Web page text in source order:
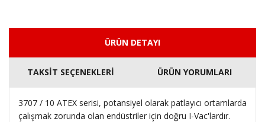
ÜRÜN DETAYI
TAKSİT SEÇENEKLERİ ÜRÜN YORUMLARI
3707 / 10 ATEX serisi, potansiyel olarak patlayıcı ortamlarda
çalışmak zorunda olan endüstriler için doğru I-Vac'lardır.